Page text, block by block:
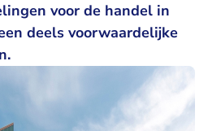
voor de handel in
deels voorwaardelijke